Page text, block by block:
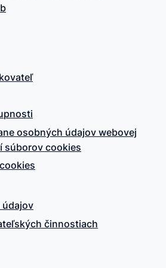
osobných údajov webovej
súborov cookies
údajov
činnostiach